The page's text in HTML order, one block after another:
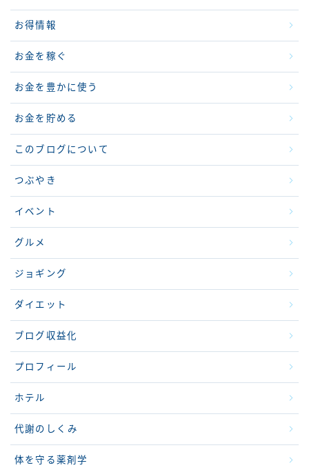
お得情報
お金を稼ぐ
お金を豊かに使う
お金を貯める
このブログについて
つぶやき
イベント
グルメ
ジョギング
ダイエット
ブログ収益化
プロフィール
ホテル
代謝のしくみ
体を守る薬剤学